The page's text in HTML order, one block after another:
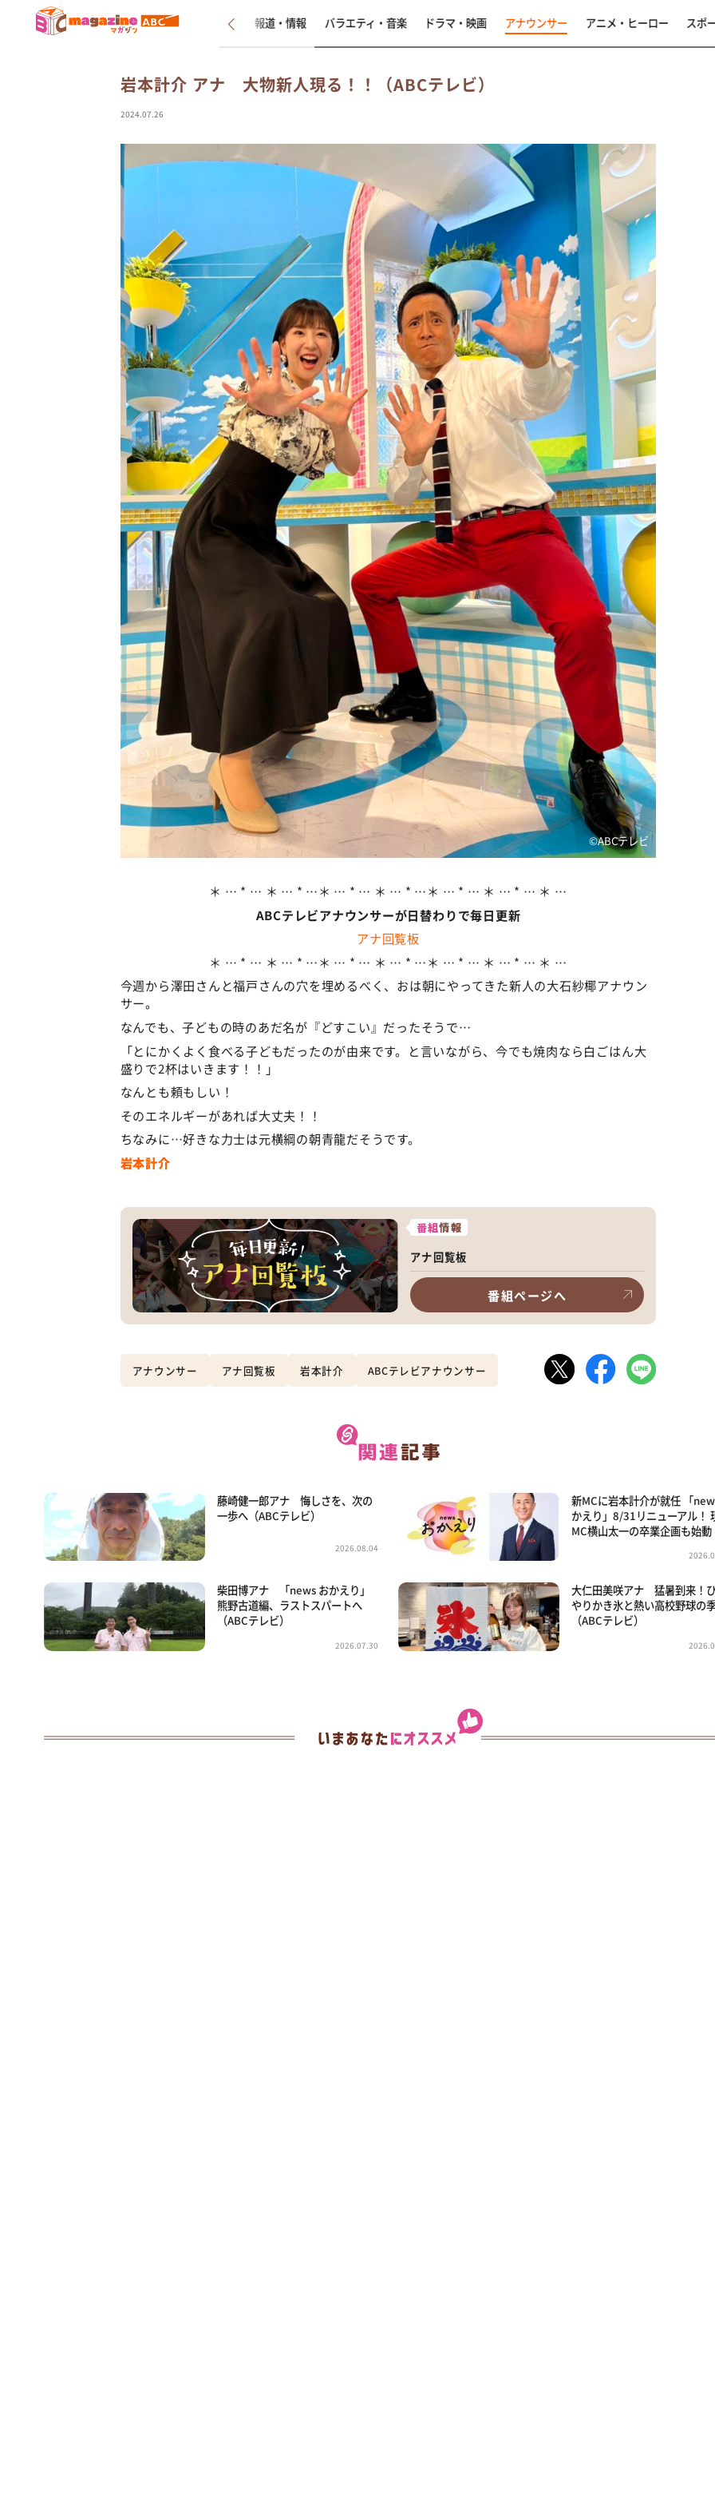
新着 インタビュー 報道・情報 バラエティ・音楽 ドラマ・映画 アナウンサー アニメ・ヒーロー スポ
岩本計介 アナ 大物新人現る！！（ABCテレビ）
2024.07.26
©️ABCテレビ
＊ … * … ＊ … * …＊ … * … ＊ … * …＊ … * … ＊ … * … ＊ …
ABCテレビアナウンサーが日替わりで毎日更新
アナ回覧板
＊ … * … ＊ … * …＊ … * … ＊ … * …＊ … * … ＊ … * … ＊ …
今週から澤田さんと福戸さんの穴を埋めるべく、おは朝にやってきた新人の大石紗椰アナウン
サー。
なんでも、子どもの時のあだ名が『どすこい』だったそうで…
「とにかくよく食べる子どもだったのが由来です。と言いながら、今でも焼肉なら白ごはん大
盛りで2杯はいきます！！」
なんとも頼もしい！
そのエネルギーがあれば大丈夫！！
ちなみに…好きな力士は元横綱の朝青龍だそうです。
岩本計介
番組情報
アナ回覧板
番組ページへ
アナウンサー アナ回覧板 岩本計介 ABCテレビアナウンサー
藤崎健一郎アナ 悔しさを、次の
一歩へ（ABCテレビ）
2026.08.04
新MCに岩本計介が就任 「
かえり」8/31リニューアル！
MC横山太一の卒業企画も始動
柴田博アナ 「news おかえり」
熊野古道編、ラストスパートへ
（ABCテレビ）
2026.07.30
大仁田美咲アナ 猛暑到来！
やりかき氷と熱い高校野球の
（ABCテレビ）